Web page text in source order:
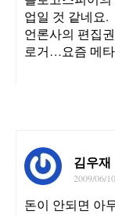
업일 것 같네요.
언론사의 편집
로거…요즘 메
김우재
2009/06/10
돈이 안되면 아